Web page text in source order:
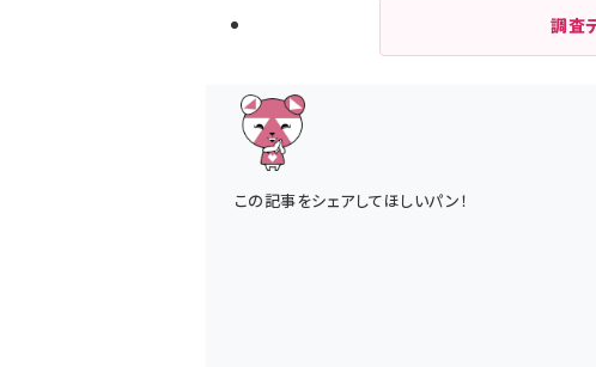
調査
この記事をシェアしてほしいパン！